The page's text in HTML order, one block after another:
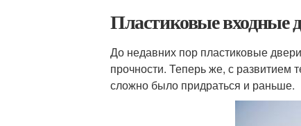
Пластиковые входные
До недавних пор пластиковые
прочности. Теперь же, с развитием
сложно было придраться и раньше.